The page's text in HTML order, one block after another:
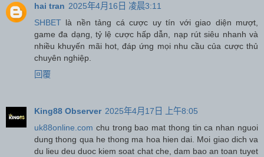
hai tran 2025年4月16日 凌晨3:11
SHBET là nền tảng cá cược uy tín với giao diện mượt,
game đa dạng, tỷ lệ cược hấp dẫn, nạp rút siêu nhanh và
nhiều khuyến mãi hot, đáp ứng mọi nhu cầu của cược thủ
chuyên nghiệp.
回覆
King88 Observer 2025年4月17日 上午8:05
uk88online.com chu trong bao mat thong tin ca nhan nguoi
dung thong qua he thong ma hoa hien dai. Moi giao dich va
du lieu deu duoc kiem soat chat che, dam bao an toan tuyet